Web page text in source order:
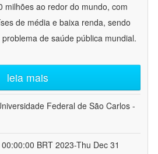
milhões ao redor do mundo, com
de média e baixa renda, sendo
de saúde pública mundial.
leia mais
Federal de São Carlos -
BRT 2023-Thu Dec 31